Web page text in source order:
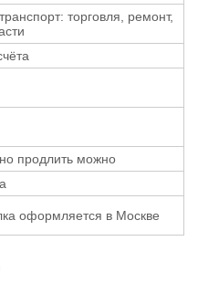
торговля, ремонт,
продлить можно
оформляется в Москве